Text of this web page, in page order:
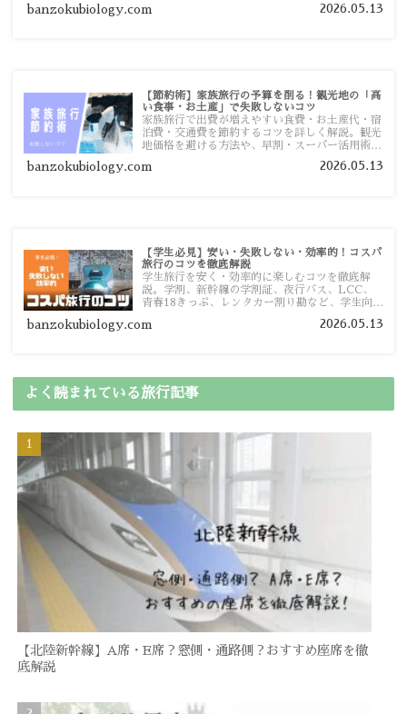
す。
banzokubiology.com 2026.05.13
【節約術】家族旅行の予算を削る！観光地の「高
い食事・お土産」で失敗しないコツ
家族旅行で出費が増えやすい食費・お土産代・宿
泊費・交通費を節約するコツを詳しく解説。観光
地価格を避ける方法や、早割・スーパー活用術、
banzokubiology.com 2026.05.13
【学生必見】安い・失敗しない・効率的！コスパ
旅行のコツを徹底解説
学生旅行を安く・効率的に楽しむコツを徹底解
説。学割、新幹線の学割証、夜行バス、LCC、
青春18きっぷ、レンタカー割り勘など、学生向け
banzokubiology.com 2026.05.13
よく読まれている旅行記事
【北陸新幹線】A席・E席？窓側・通路側？おすすめ座席を徹
底解説